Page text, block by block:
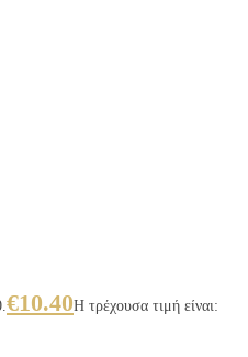
€10.40Η τρέχουσα τιμή είναι: